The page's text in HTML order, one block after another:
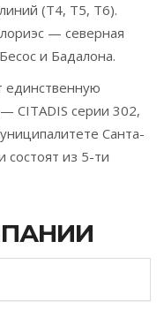
(T4, T5, T6).
— северная
и Бадалона.
единственную
CITADIS серии 302,
Санта-
из 5-ти